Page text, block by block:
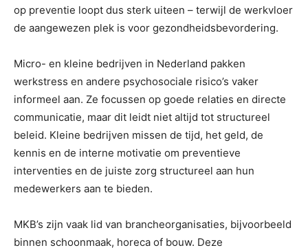
op preventie loopt dus sterk uiteen – terwijl de werkvloer
de aangewezen plek is voor gezondheidsbevordering.
Micro- en kleine bedrijven in Nederland pakken
werkstress en andere psychosociale risico’s vaker
informeel aan. Ze focussen op goede relaties en directe
communicatie, maar dit leidt niet altijd tot structureel
beleid. Kleine bedrijven missen de tijd, het geld, de
kennis en de interne motivatie om preventieve
interventies en de juiste zorg structureel aan hun
medewerkers aan te bieden.
MKB’s zijn vaak lid van brancheorganisaties, bijvoorbeeld
binnen schoonmaak, horeca of bouw. Deze